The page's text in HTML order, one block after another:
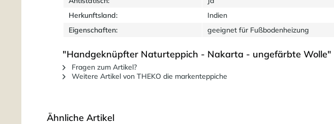
Herkunftsland:
Indien
Eigenschaften:
geeignet für Fußbodenheizung
"Handgeknüpfter Naturteppich - Nakarta - ungefärbte Wolle"
Fragen zum Artikel?
Weitere Artikel von THEKO die markenteppiche
Ähnliche Artikel